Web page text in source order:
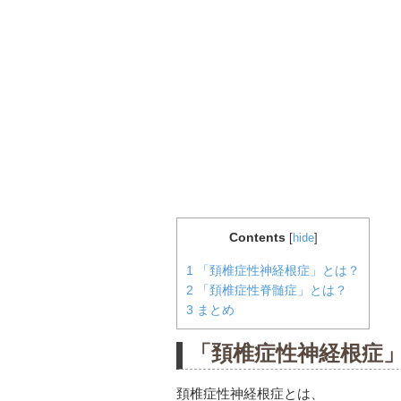
Contents [hide]
1 「頚椎症性神経根症」とは？
2 「頚椎症性脊髄症」とは？
3 まとめ
「頚椎症性神経根症
頚椎症性神経根症とは、